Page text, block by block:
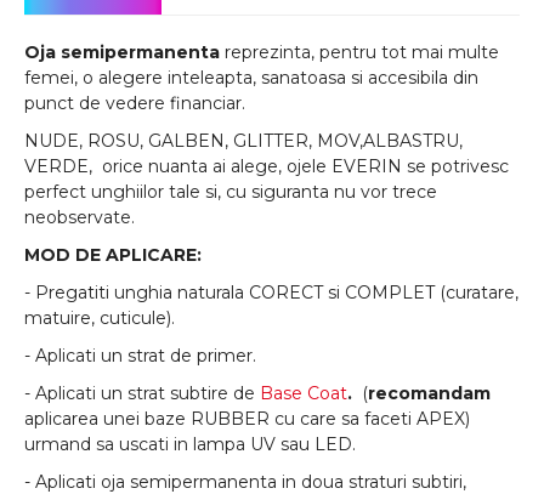
Oja semipermanenta reprezinta, pentru tot mai multe
femei, o alegere inteleapta, sanatoasa si accesibila din
punct de vedere financiar.
NUDE, ROSU, GALBEN, GLITTER, MOV,ALBASTRU,
VERDE, orice nuanta ai alege, ojele EVERIN se potrivesc
perfect unghiilor tale si, cu siguranta nu vor trece
neobservate.
MOD DE APLICARE:
- Pregatiti unghia naturala CORECT si COMPLET (curatare,
matuire, cuticule).
- Aplicati un strat de primer.
- Aplicati un strat subtire de Base Coat. (recomandam
aplicarea unei baze RUBBER cu care sa faceti APEX)
urmand sa uscati in lampa UV sau LED.
- Aplicati oja semipermanenta in doua straturi subtiri,